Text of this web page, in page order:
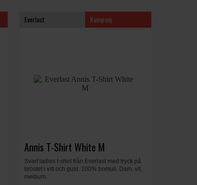
Everlast Kampanj
Annis T-Shirt White M
Svart ladies t-shirt från Everlast med tryck på
bröstet i vitt och guld. 100% bomull. Dam, vit,
medium.